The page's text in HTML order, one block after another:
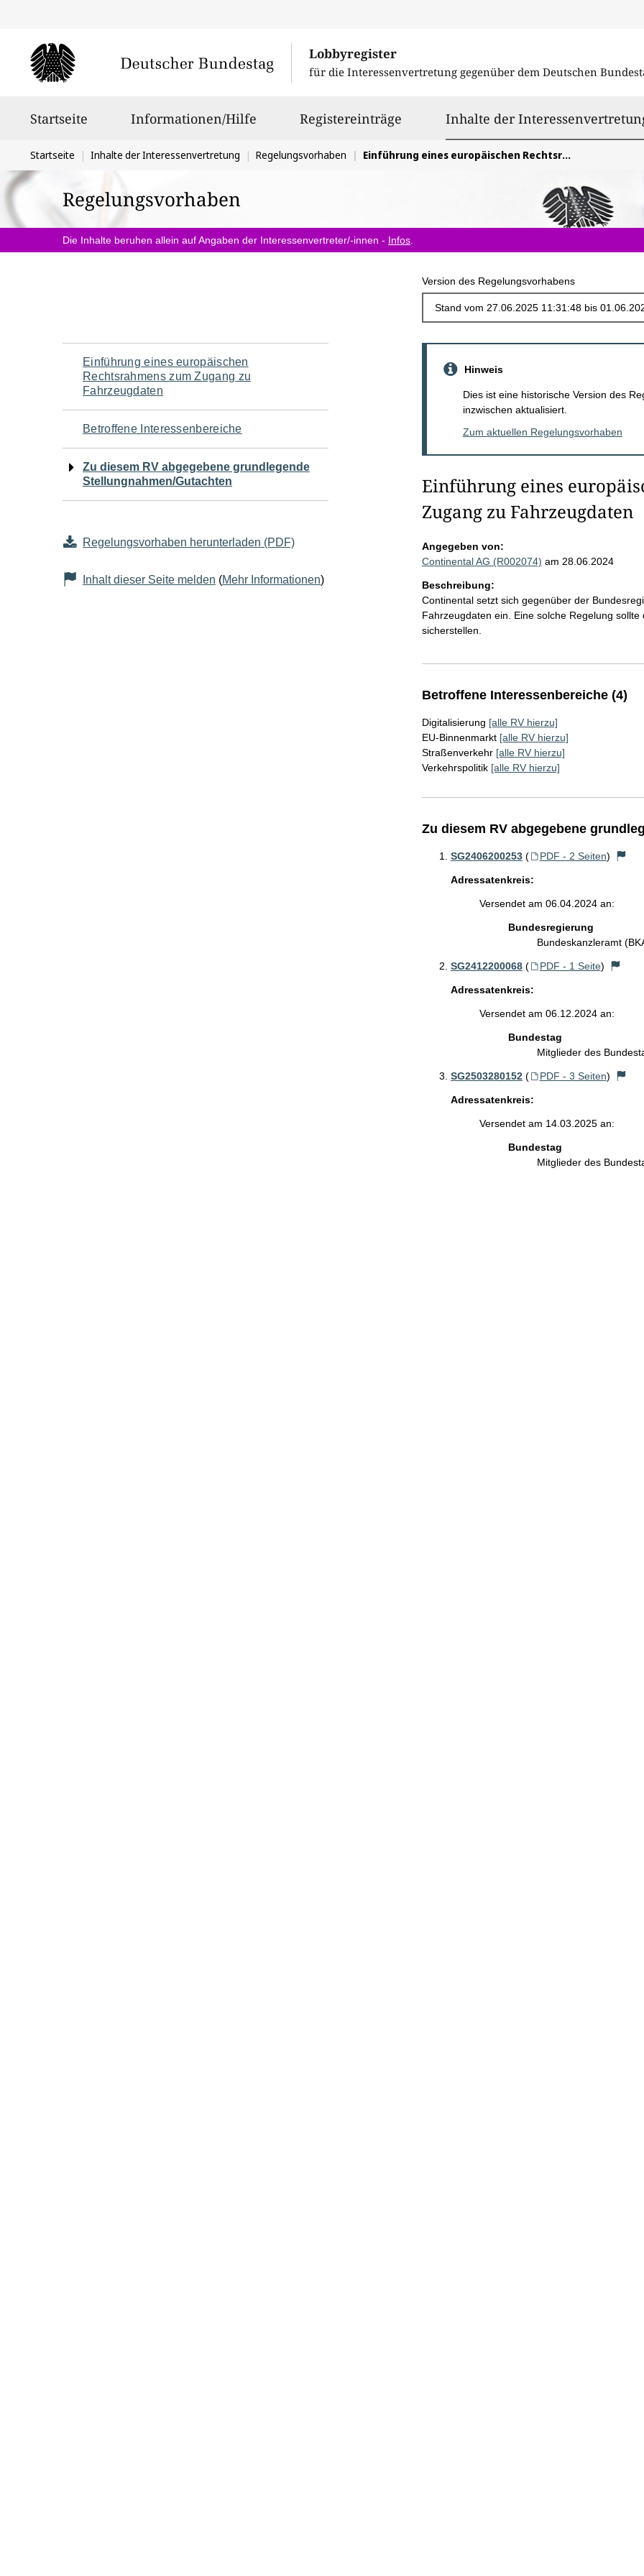
Lobbyregister
für die Interessenvertretung gegenüber dem Deutschen
Startseite Informationen/Hilfe Registereinträge Inhalte der
Sie
befinden
sich
hier:
Startseite Inhalte der Interessenvertretung Regelungsvorhaben Einführung eines europäischen Rechtsrahmens zum Zugang zu Fahrzeugdaten
Regelungsvorhaben
Die Inhalte beruhen allein auf Angaben der Interessenvertreter/-innen - Infos
Version des Regelungsvorhabens
Navigation
für
den
Seiteninhalt
Einführung eines europäischen
Rechtsrahmens zum Zugang zu
Fahrzeugdaten
Betroffene Interessenbereiche
Zu diesem RV abgegebene grundlegende
Stellungnahmen/Gutachten
Regelungsvorhaben herunterladen (PDF)
Inhalt dieser Seite melden (Mehr Informationen)
Hinweis
Dies ist eine historische Version des
inzwischen aktualisiert.
Zum aktuellen Regelungsvorhaben
Einführung eines
Zugang zu Fahrzeugdaten
Angegeben von:
Continental AG (R002074) am 28.06.2024
Beschreibung:
Continental setzt sich gegenüber der
Fahrzeugdaten ein. Eine solche Regelung
sicherstellen.
Betroffene Interessenbereiche (4)
Digitalisierung [alle RV hierzu]
EU-Binnenmarkt [alle RV hierzu]
Straßenverkehr [alle RV hierzu]
Verkehrspolitik [alle RV hierzu]
Zu diesem RV abgegebene
SG2406200253 ( PDF - 2 Seiten)
Adressatenkreis:
Versendet am 06.04.2024 an:
Bundesregierung
Bundeskanzleramt
SG2412200068 ( PDF - 1 Seite)
Adressatenkreis:
Versendet am 06.12.2024 an:
Bundestag
Mitglieder des
SG2503280152 ( PDF - 3 Seiten)
Adressatenkreis:
Versendet am 14.03.2025 an:
Bundestag
Mitglieder des